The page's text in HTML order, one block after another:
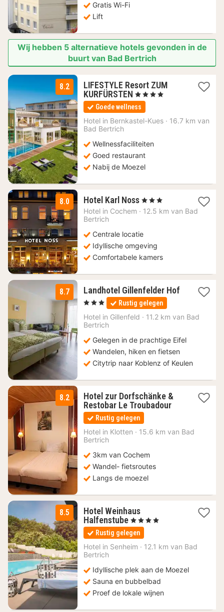
Gratis Wi-Fi
Lift
Wij hebben 5 alternatieve hotels gevonden in de
buurt van Bad Bertrich
8.2
LIFESTYLE Resort ZUM
KURFÜRSTEN 1
nacht
vanaf
256
, 4 Sterren
Goede wellness
Hotel in Bernkastel-Kues · 16.7 km van
Bad Bertrich
Wellnessfaciliteiten
Goed restaurant
Nabij de Moezel
8.0 Hotel Karl Noss 3
nachten
€
, 3 Sterren
Hotel in Cochem · 12.5 km van Bad
Bertrich
Centrale locatie
Idyllische omgeving
Comfortabele kamers
8.7
Landhotel Gillenfelder Hof
1
nacht
vanaf
143
, 3 Sterren Rustig gelegen
Hotel in Gillenfeld · 11.2 km van Bad
Bertrich
Gelegen in de prachtige Eifel
Wandelen, hiken en fietsen
Citytrip naar Koblenz of Keulen
8.2
Hotel zur Dorfschänke &
Restobar Le Troubadour1
110
Rustig gelegen
Hotel in Klotten · 15.6 km van Bad
Bertrich
3km van Cochem
Wandel- fietsroutes
Langs de moezel
8.5
Hotel Weinhaus
Halfenstube 1
nacht
vanaf
215
, 4 Sterren
Rustig gelegen
Hotel in Senheim · 12.1 km van Bad
Bertrich
Idyllische plek aan de Moezel
Sauna en bubbelbad
Proef de lokale wijnen